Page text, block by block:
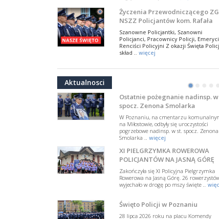
Życzenia Przewodniczącego ZG
NSZZ Policjantów kom. Rafała
Jankowskiego z okazji Święta
Policji 2026
Szanowne Policjantki, Szanowni
Policjanci, Pracownicy Policji,
Renciści Policyjni Z okazji Święta
skład .. więcej
NSZZ Policjantów: Policja nie
W przestrzeni publicznej po raz
pojawiły się wypowiedzi, które
w funkcjonariuszki i funkcjonariuszy
Policj .. więcej
Dodatkowe zarobkowanie
policjantów. NSZZP: obecne
rozwiązania wymagają zmian
zmiany przepisów regulujących
podejmowanie przez policjantów
dodatkowej pracy zarobkowe ..
więcej
Krok 1. Umorzenie. Krok 2.
z hejtem
Postępowanie dotyczące interwencji
Policji w miejscu zamieszkania red.
Tomasza Sakiewicza zostało
Aktualnosci
•• • •
NSZZ Policjantów
Na zaproszenie Zarządu Głównego NSZZ
Policjantów w Polsce gościł Rafael
Departamentu Policji w Nowym Jorku, o
.. więcej
PAMIĘTAMY I ODDAJMY HOŁD
SIERŻ. MARKOWI SIENICKIEMU
poświęconą starszemu sierżantowi Mar
Ostatnie pożegnanie nadinsp. w
spocz. Zenona Smolarka
W Poznaniu, na cmentarzu
na Miłostowie, odbyły się uroczystości
pogrzebowe nadinsp. w st. spocz. Zenona
Smolarka .. więcej
XI PIELGRZYMKA ROWEROWA
POLICJANTÓW NA JASNĄ GÓRĘ
Zakończyła się XI Policyjna Pielgrzymka
Rowerowa na Jasną Górę. 26
wyjechało w drogę po mszy święte ..
Święto Policji w Poznaniu
28 lipca 2026 roku na placu Komendy